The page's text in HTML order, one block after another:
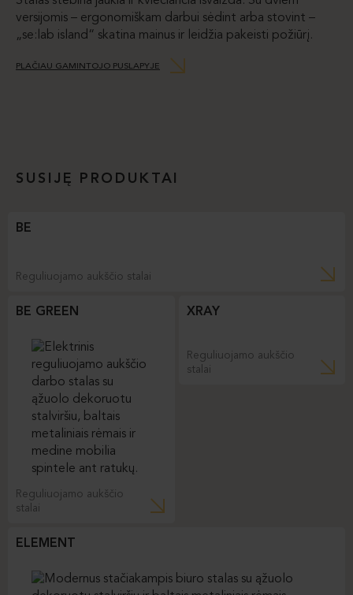
versijomis – ergonomiškam darbui sėdint arba stovint –
„se:lab island“ skatina mainus ir leidžia pakeisti požiūrį.
PLAČIAU GAMINTOJO PUSLAPYJE
SUSIJĘ PRODUKTAI
BE
Reguliuojamo aukščio stalai
BE GREEN
Reguliuojamo aukščio
stalai
XRAY
Reguliuojamo aukščio
stalai
ELEMENT